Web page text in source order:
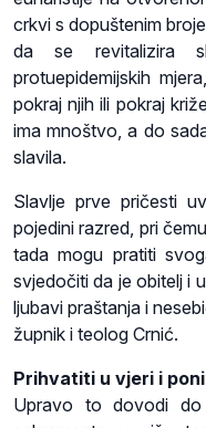
crkvi s dopuštenim
da se revitalizira
protuepidemijskih
pokraj njih ili pokraj
ima mnoštvo, a do
slavila.
Slavlje prve pričesti
pojedini razred, pri
tada mogu pratiti
svjedočiti da je obitelj i
ljubavi praštanja i
župnik i teolog Crnić.
Prihvatiti u vjeri i
Upravo to dovodi do